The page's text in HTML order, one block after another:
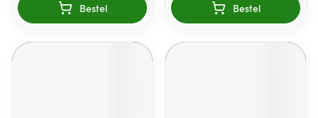
Bestel Bestel